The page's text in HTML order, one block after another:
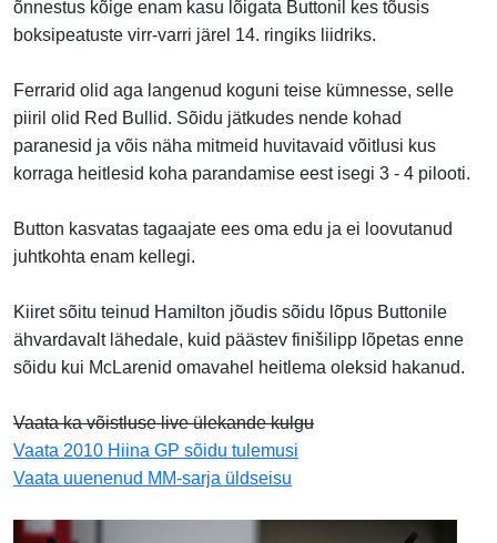
õnnestus kõige enam kasu lõigata Buttonil kes tõusis
boksipeatuste virr-varri järel 14. ringiks liidriks.
Ferrarid olid aga langenud koguni teise kümnesse, selle
piiril olid Red Bullid. Sõidu jätkudes nende kohad
paranesid ja võis näha mitmeid huvitavaid võitlusi kus
korraga heitlesid koha parandamise eest isegi 3 - 4 pilooti.
Button kasvatas tagaajate ees oma edu ja ei loovutanud
juhtkohta enam kellegi.
Kiiret sõitu teinud Hamilton jõudis sõidu lõpus Buttonile
ähvardavalt lähedale, kuid päästev finišilipp lõpetas enne
sõidu kui McLarenid omavahel heitlema oleksid hakanud.
Vaata ka võistluse live ülekande kulgu
Vaata 2010 Hiina GP sõidu tulemusi
Vaata uuenenud MM-sarja üldseisu